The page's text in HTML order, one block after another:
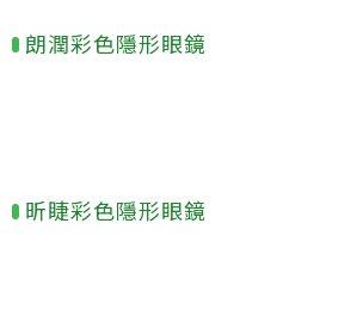
朗潤彩色隱形眼鏡
昕睫彩色隱形眼鏡